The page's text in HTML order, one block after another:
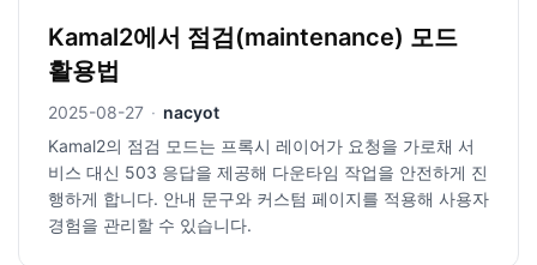
Kamal2에서 점검(maintenance) 모드
활용법
2025-08-27 · nacyot
Kamal2의 점검 모드는 프록시 레이어가 요청을 가로채 서
비스 대신 503 응답을 제공해 다운타임 작업을 안전하게 진
행하게 합니다. 안내 문구와 커스텀 페이지를 적용해 사용자
경험을 관리할 수 있습니다.